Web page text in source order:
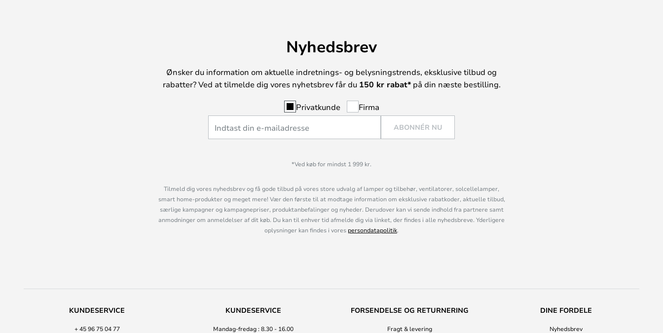
Nyhedsbrev
Ønsker du information om aktuelle indretnings- og belysningstrends, eksklusive tilbud og
rabatter? Ved at tilmelde dig vores nyhetsbrev får du 150 kr rabat*på din næste bestilling.
Privatkunde Firma
ABONNÉR NU
*Ved køb for mindst 1 999 kr.
Tilmeld dig vores nyhedsbrev og få gode tilbud på vores store udvalg af lamper og tilbehør, ventilatorer, solcellelamper,
smart home-produkter og meget mere! Vær den første til at modtage information om eksklusive rabatkoder, aktuelle tilbud,
særlige kampagner og kampagnepriser, produktanbefalinger og nyheder. Derudover kan vi sende indhold fra partnere samt
anmodninger om anmeldelser af dit køb. Du kan til enhver tid afmelde dig via linket, der findes i alle nyhedsbreve. Yderligere
oplysninger kan findes i vores persondatapolitik.
KUNDESERVICE
+ 45 96 75 04 77
KUNDESERVICE
Mandag-fredag : 8.30 - 16.00
FORSENDELSE OG RETURNERING
Fragt & levering
DINE FORDELE
Nyhedsbrev